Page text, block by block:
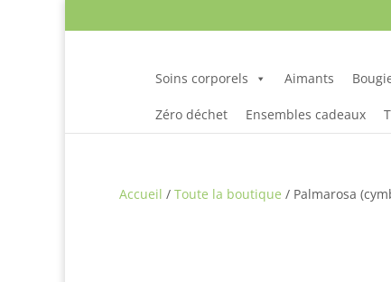
Soins corporels Aimants
Zéro déchet Ensembles cadeaux
Accueil / Toute la boutique / Palmarosa